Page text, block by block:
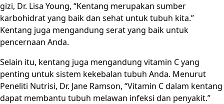
gizi, Dr. Lisa Young, “Kentang merupakan sumber
karbohidrat yang baik dan sehat untuk tubuh kita.”
Kentang juga mengandung serat yang baik untuk
pencernaan Anda.
Selain itu, kentang juga mengandung vitamin C yang
penting untuk sistem kekebalan tubuh Anda. Menurut
Peneliti Nutrisi, Dr. Jane Ramson, “Vitamin C dalam kentang
dapat membantu tubuh melawan infeksi dan penyakit.”